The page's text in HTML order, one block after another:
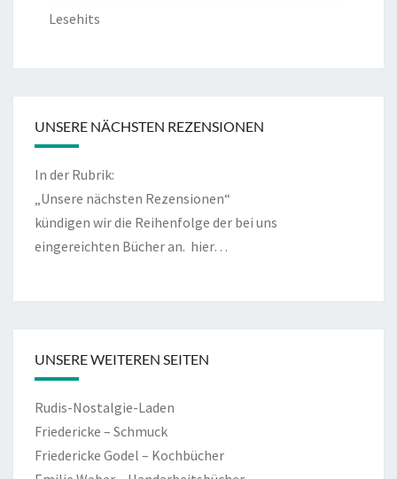
Lesehits
UNSERE NÄCHSTEN REZENSIONEN
In der Rubrik:
„Unsere nächsten Rezensionen“
kündigen wir die Reihenfolge der bei uns
eingereichten Bücher an. hier…
UNSERE WEITEREN SEITEN
Rudis-Nostalgie-Laden
Friedericke – Schmuck
Friedericke Godel – Kochbücher